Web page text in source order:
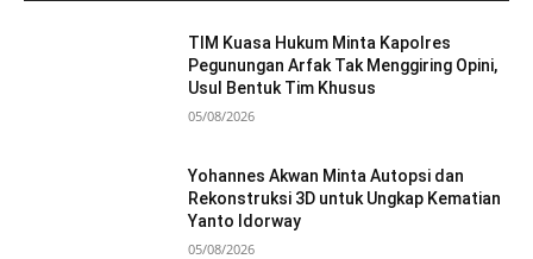
TIM Kuasa Hukum Minta Kapolres
Pegunungan Arfak Tak Menggiring Opini,
Usul Bentuk Tim Khusus
05/08/2026
Yohannes Akwan Minta Autopsi dan
Rekonstruksi 3D untuk Ungkap Kematian
Yanto Idorway
05/08/2026